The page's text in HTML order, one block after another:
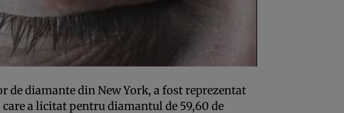
de diamante din New York, a fost reprezentat
a licitat pentru diamantul de 59,60 de